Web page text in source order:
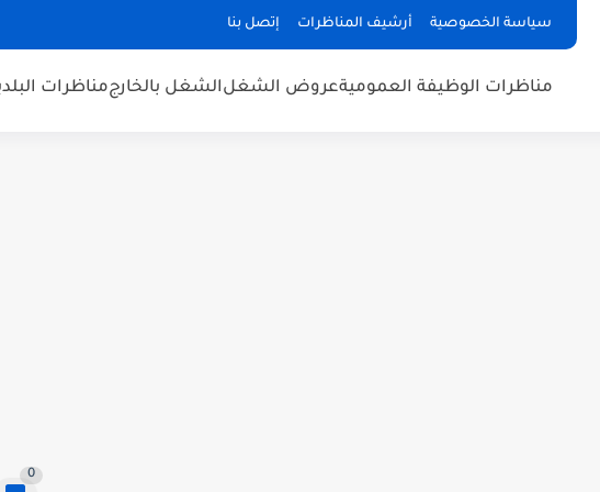
سياسة الخصوصية أرشيف المناظرات إتصل بنا
مناظرات الوظيفة العموميةعروض الشغلالشغل بالخارجمناظرات
0